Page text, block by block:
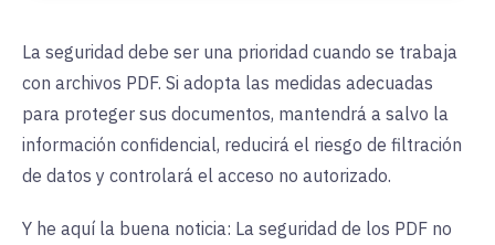
La seguridad debe ser una prioridad cuando se trabaja
con archivos PDF. Si adopta las medidas adecuadas
para proteger sus documentos, mantendrá a salvo la
información confidencial, reducirá el riesgo de filtración
de datos y controlará el acceso no autorizado.
Y he aquí la buena noticia: La seguridad de los PDF no